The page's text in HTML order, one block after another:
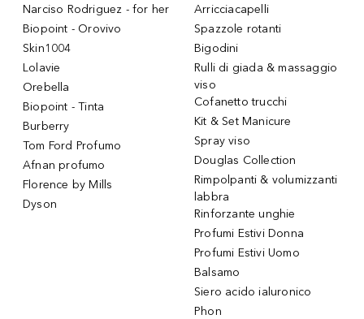
Narciso Rodriguez - for her
Biopoint - Orovivo
Skin1004
Lolavie
Orebella
Biopoint - Tinta
Burberry
Tom Ford Profumo
Afnan profumo
Florence by Mills
Dyson
Arricciacapelli
Spazzole rotanti
Bigodini
Rulli di giada & massaggio
viso
Cofanetto trucchi
Kit & Set Manicure
Spray viso
Douglas Collection
Rimpolpanti & volumizzanti
labbra
Rinforzante unghie
Profumi Estivi Donna
Profumi Estivi Uomo
Balsamo
Siero acido ialuronico
Phon